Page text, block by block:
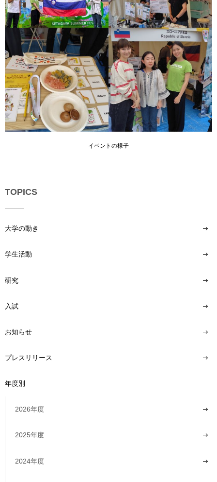
イベントの様子
TOPICS
大学の動き
学生活動
研究
入試
お知らせ
プレスリリース
年度別
2026年度
2025年度
2024年度